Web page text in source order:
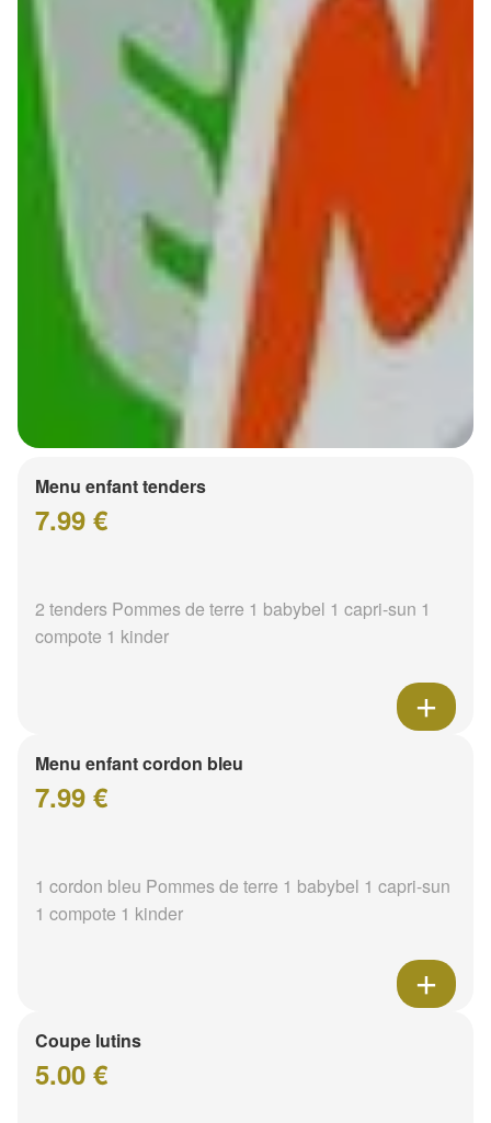
Menu enfant tenders
7.99 €
2 tenders Pommes de terre 1 babybel 1 capri-sun 1
compote 1 kinder
Menu enfant cordon bleu
7.99 €
1 cordon bleu Pommes de terre 1 babybel 1 capri-sun
1 compote 1 kinder
Coupe lutins
5.00 €